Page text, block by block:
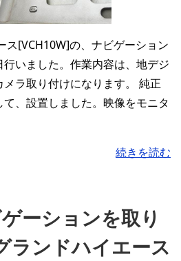
ス[VCH10W]の、ナビゲーション
いました。作業内容は、地デジ
ラ取り付けになります。 純正
、設置しました。映像をモニタ
続きを読む
ーションを取り
ランドハイエース